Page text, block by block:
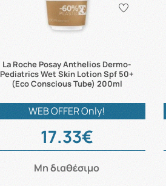
La Roche Posay Anthelios Dermo-
Pediatrics Wet Skin Lotion Spf 50+
(Eco Conscious Tube) 200ml
WEB OFFER Only!
17.33€
Μη διαθέσιμο